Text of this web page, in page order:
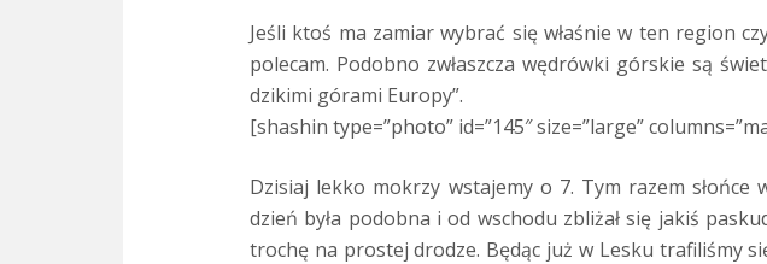
Jeśli ktoś ma zamiar wybrać się właśnie w ten region
polecam. Podobno zwłaszcza wędrówki górskie są
dzikimi górami Europy”.
[shashin type=”photo” id=”145″ size=”large”
Dzisiaj lekko mokrzy wstajemy o 7. Tym razem słońce
dzień była podobna i od wschodu zbliżał się jakiś
trochę na prostej drodze. Będąc już w Lesku trafiliśmy